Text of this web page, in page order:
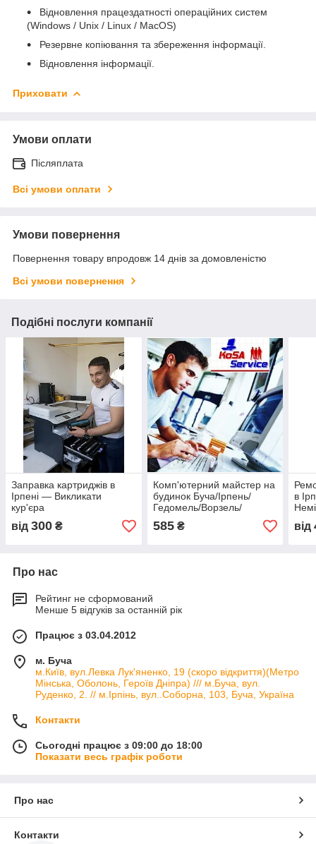
Відновлення працездатності операційних систем
(Windows / Unix / Linux / MacOS)
Резервне копіювання та збереження інформації.
Відновлення інформації.
Приховати
Умови оплати
Післяплата
Всі умови оплати
Умови повернення
Повернення товару впродовж 14 днів за домовленістю
Всі умови повернення
Подібні послуги компанії
Заправка картриджів в
Ірпені — Викликати
кур'єра
від 300 ₴
Комп'ютерний майстер на
будинок Буча/Ірпень/
Гедомель/Ворзель/
Месело/Бузка
585₴
в
від
Про нас
Рейтинг не сформований
Менше 5 відгуків за останній рік
Працює з 03.04.2012
м. Буча
м.Київ, вул.Левка Лук'яненко, 19 (скоро відкриття)(Метро
Мінська, Оболонь, Героїв Дніпра) /// м.Буча, вул.
Руденко, 2. // м.Ірпінь, вул..Соборна, 103, Буча, Україна
Контакти
Сьогодні працює з 09:00 до 18:00
Показати весь графік роботи
Про нас
Контакти